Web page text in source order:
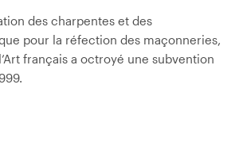
des charpentes et des
pour la réfection des maçonneries,
français a octroyé une subvention